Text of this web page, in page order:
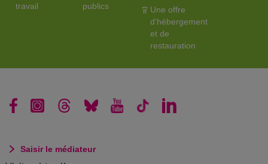
travail
publics
Une offre
d'hébergement
et de
restauration
Saisir le médiateur